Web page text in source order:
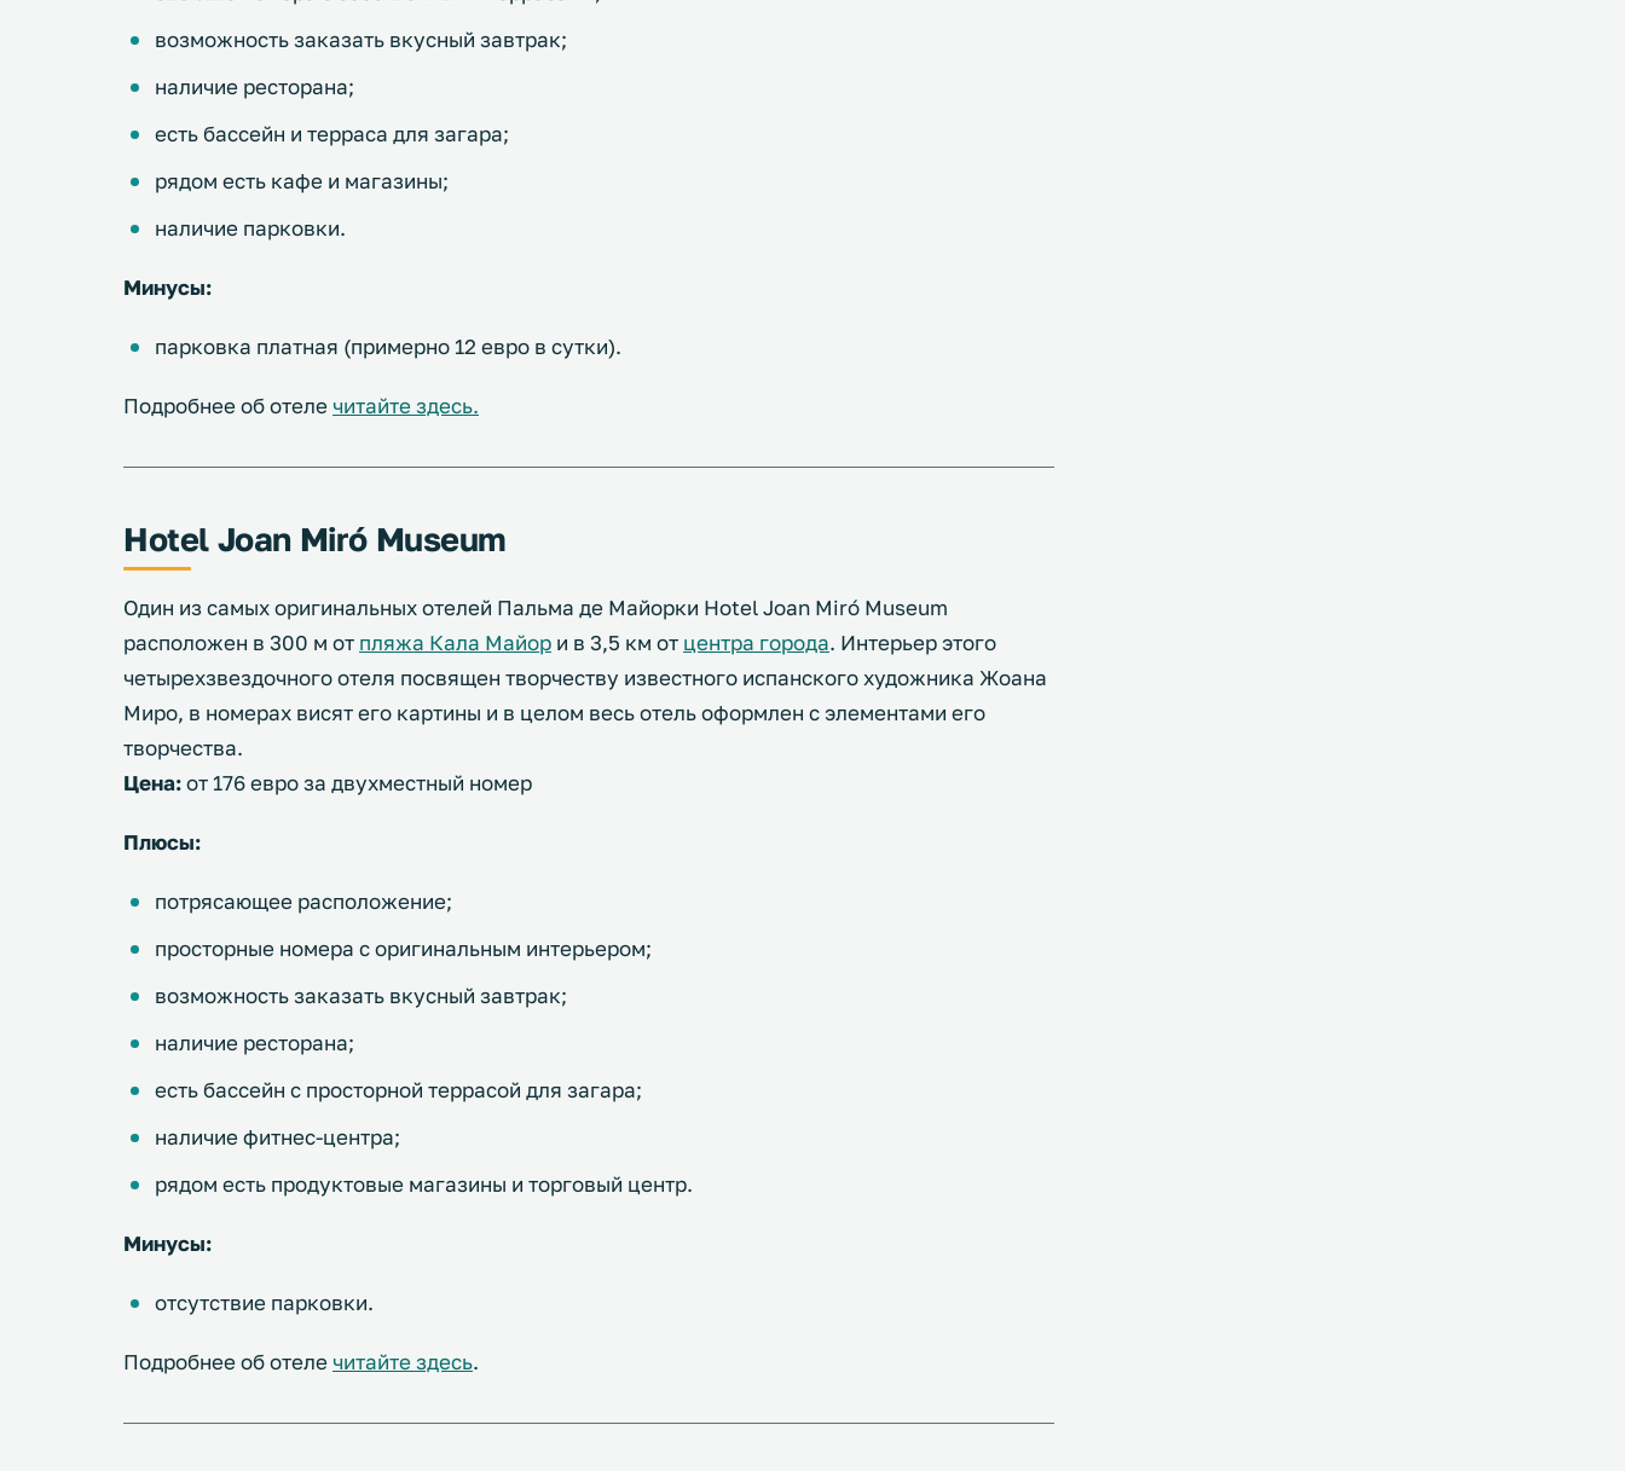
возможность заказать вкусный завтрак;
наличие ресторана;
есть бассейн и терраса для загара;
рядом есть кафе и магазины;
наличие парковки.
Минусы:
парковка платная (примерно 12 евро в сутки).
Подробнее об отеле читайте здесь.
Hotel Joan Miró Museum
Один из самых оригинальных отелей Пальма де Майорки Hotel Joan Miró Museum
расположен в 300 м от пляжа Кала Майор и в 3,5 км от центра города. Интерьер этого
четырехзвездочного отеля посвящен творчеству известного испанского художника Жоана
Миро, в номерах висят его картины и в целом весь отель оформлен с элементами его
творчества.
Цена:от 176 евро за двухместный номер
Плюсы:
потрясающее расположение;
просторные номера с оригинальным интерьером;
возможность заказать вкусный завтрак;
наличие ресторана;
есть бассейн с просторной террасой для загара;
наличие фитнес-центра;
рядом есть продуктовые магазины и торговый центр.
Минусы:
отсутствие парковки.
Подробнее об отеле читайте здесь.